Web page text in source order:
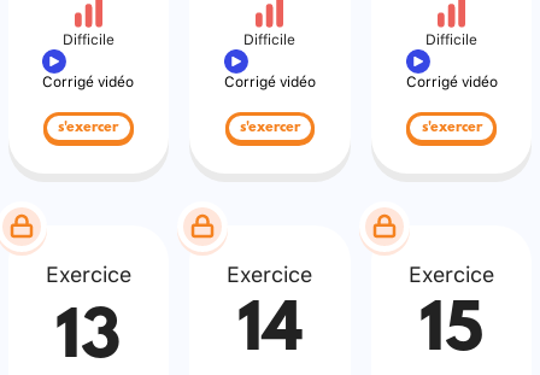
Difficile
Corrigé vidéo
s'exercer
Difficile
Corrigé vidéo
s'exercer
Difficile
Corrigé vidéo
s'exercer
Exercice
13
Exercice
14
Exercice
15